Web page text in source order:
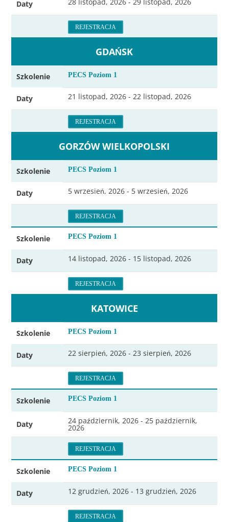
Daty
REJESTRACJA
GDAŃSK
Szkolenie PECS Poziom 1
Daty 21 listopad, 2026 - 22 listopad, 2026
REJESTRACJA
GORZÓW WIELKOPOLSKI
Szkolenie PECS Poziom 1
Daty 5 wrzesień, 2026 - 5 wrzesień, 2026
REJESTRACJA
Szkolenie PECS Poziom 1
Daty 14 listopad, 2026 - 15 listopad, 2026
REJESTRACJA
KATOWICE
Szkolenie PECS Poziom 1
Daty 22 sierpień, 2026 - 23 sierpień, 2026
REJESTRACJA
Szkolenie PECS Poziom 1
Daty 24 październik, 2026 - 25 październik,
2026
REJESTRACJA
Szkolenie PECS Poziom 1
Daty 12 grudzień, 2026 - 13 grudzień, 2026
REJESTRACJA